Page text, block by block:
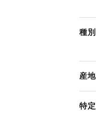
種別
産地
特定